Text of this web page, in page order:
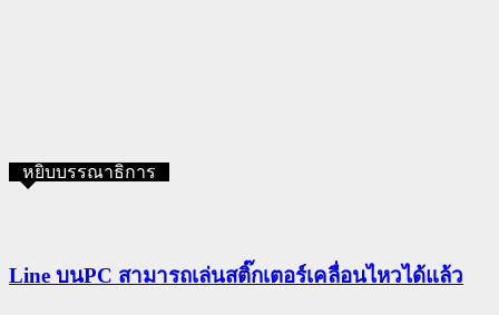
หยิบบรรณาธิการ
Line บนPC สามารถเล่นสติ๊กเตอร์เคลื่อนไหวได้แล้ว